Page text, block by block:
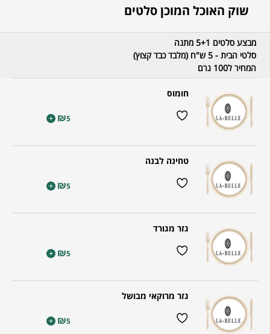
שוק האוכל המוכן סלטים
מבצע סלטים 5+1 מתנה
סלטי הבית - 5 ש"ח (מלבד כבד קצוץ)
המחיר ל100 גרם
חומוס
₪5
+
טחינה לבנה
₪5
+
גזר מגורד
₪5
+
גזר מרוקאי מבושל
₪5
+